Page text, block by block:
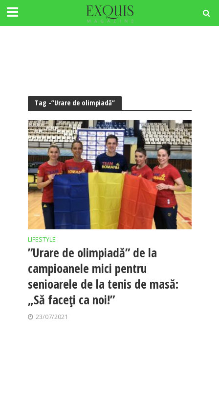
Tag -”Urare de olimpiadă”
LIFESTYLE
”Urare de olimpiadă” de la
campioanele mici pentru
senioarele de la tenis de masă:
„Să faceți ca noi!”
23/07/2021